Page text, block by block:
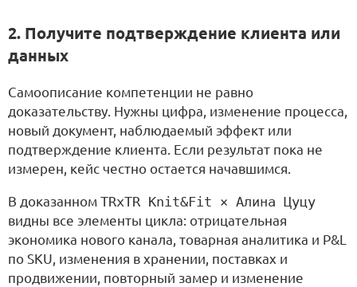
2. Получите подтверждение клиента или
данных
Самоописание компетенции не равно
доказательству. Нужны цифра, изменение процесса,
новый документ, наблюдаемый эффект или
подтверждение клиента. Если результат пока не
измерен, кейс честно остается начавшимся.
В доказанном TRxTR Knit&Fit × Алина Цуцу
видны все элементы цикла: отрицательная
экономика нового канала, товарная аналитика и P&L
по SKU, изменения в хранении, поставках и
продвижении, повторный замер и изменение